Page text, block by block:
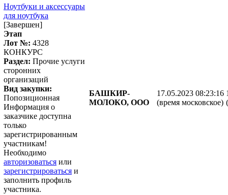
Ноутбуки и аксессуары
для ноутбука
[Завершен]
Этап
Лот №: 4328
КОНКУРС
Раздел: Прочие услуги
сторонних
организаций
Вид закупки:
Попозиционная
Информация о
заказчике доступна
только
зарегистрированным
участникам!
Необходимо
авторизоваться или
зарегистрироваться и
заполнить профиль
участника.
БАШКИР-
МОЛОКО, ООО
17.05.2023 08:23:16
(время московское)